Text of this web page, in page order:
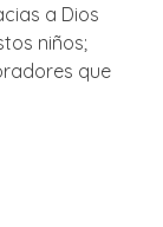
a Dios
niños;
que